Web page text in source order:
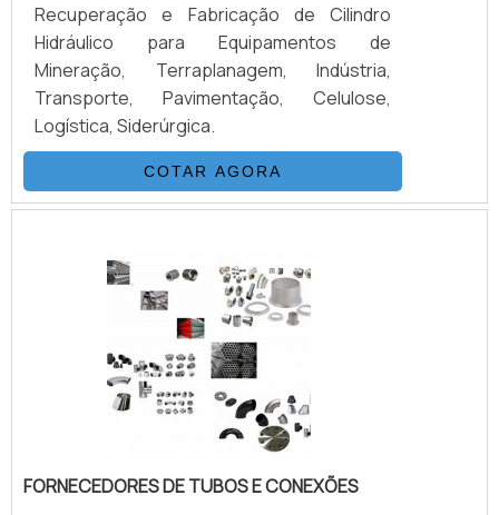
Recuperação e Fabricação de Cilindro
Hidráulico para Equipamentos de
Mineração, Terraplanagem, Indústria,
Transporte, Pavimentação, Celulose,
Logística, Siderúrgica.
COTAR AGORA
FORNECEDORES DE TUBOS E CONEXÕES